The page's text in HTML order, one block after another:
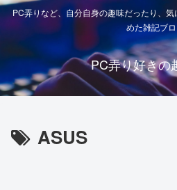
PC弄りなど、自分自身の趣味だったり、
めた雑記ブ
PC弄り好きの
ASUS